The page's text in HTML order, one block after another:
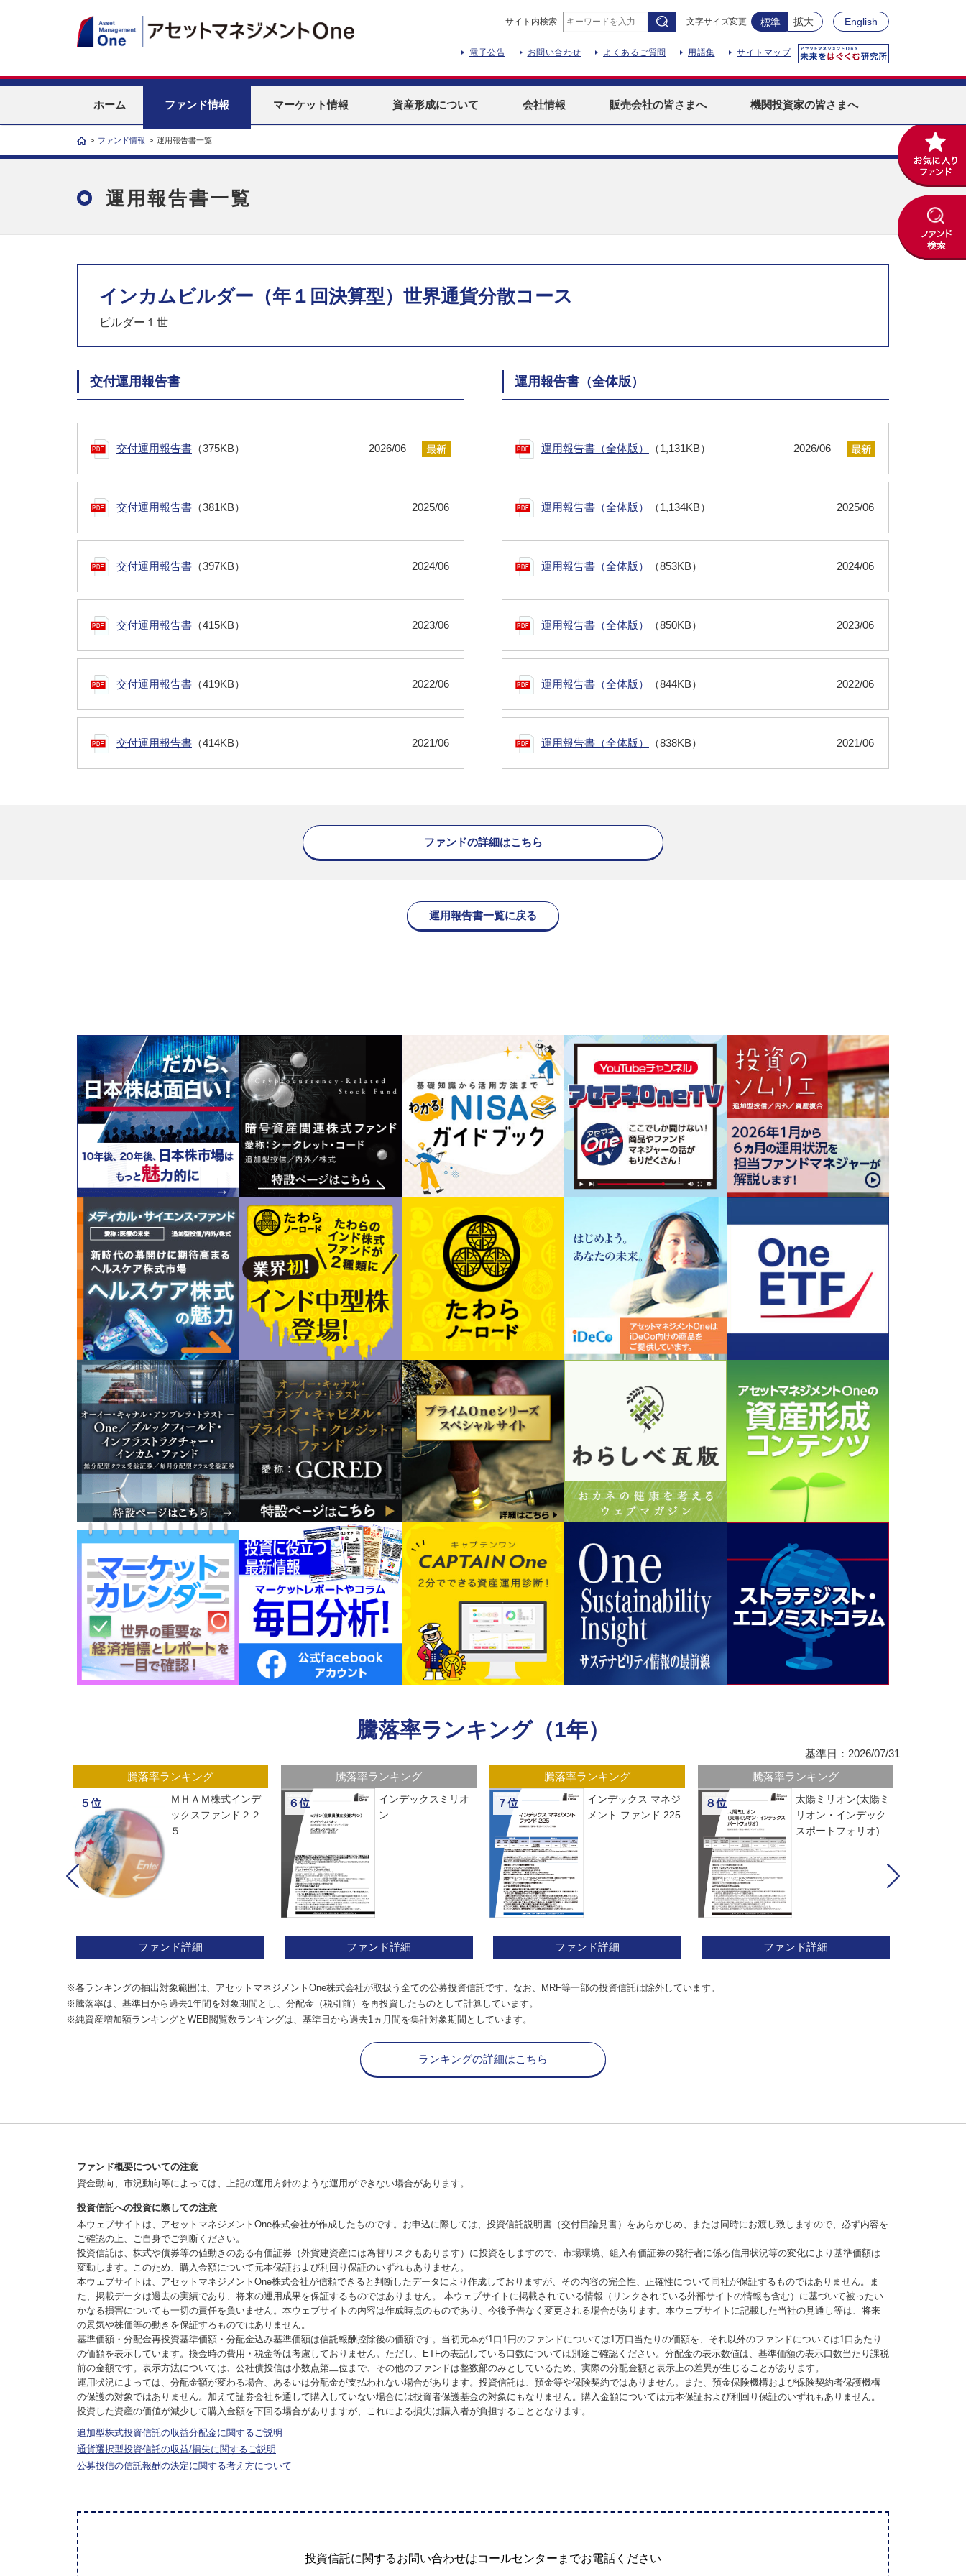
サイト内検索 文字サイズ変更 標準 拡大 English
電子公告 お問い合わせ よくあるご質問 用語集 サイトマップ
ホーム ファンド情報 マーケット情報 資産形成について 会社情報 販売会社の皆さまへ 機関投資家の皆さまへ
> ファンド情報 > 運用報告書一覧
運用報告書一覧
インカムビルダー（年１回決算型）世界通貨分散コース
ビルダー１世
交付運用報告書
交付運用報告書 （375KB） 2026/06
交付運用報告書 （381KB） 2025/06
交付運用報告書 （397KB） 2024/06
交付運用報告書 （415KB） 2023/06
交付運用報告書 （419KB） 2022/06
交付運用報告書 （414KB） 2021/06
運用報告書（全体版）
運用報告書（全体版） （1,131KB） 2026/06
運用報告書（全体版） （1,134KB） 2025/06
運用報告書（全体版） （853KB） 2024/06
運用報告書（全体版） （850KB） 2023/06
運用報告書（全体版） （844KB） 2022/06
運用報告書（全体版） （838KB） 2021/06
ファンドの詳細はこちら
運用報告書一覧に戻る
騰落率ランキング（1年）
基準日：2026/07/31
騰落率ランキング
５位
ＭＨＡＭ株式インデ
ックスファンド２２
５
ファンド詳細
騰落率ランキング
６位
インデックスミリオ
ン
ファンド詳細
騰落率ランキング
７位
インデックス マネジ
メント ファンド 225
ファンド詳細
騰落率ランキング
８位
太陽ミリオン(太陽ミ
リオン・インデック
スポートフォリオ)
ファンド詳細
※各ランキングの抽出対象範囲は、アセットマネジメントOne株式会社が取扱う全ての公募投資信託です。なお、MRF等一部の投資信託は除外しています。
※騰落率は、基準日から過去1年間を対象期間とし、分配金（税引前）を再投資したものとして計算しています。
※純資産増加額ランキングとWEB閲覧数ランキングは、基準日から過去1ヵ月間を集計対象期間としています。
ランキングの詳細はこちら
ファンド概要についての注意
資金動向、市況動向等によっては、上記の運用方針のような運用ができない場合があります。
投資信託への投資に際しての注意
本ウェブサイトは、アセットマネジメントOne株式会社が作成したものです。お申込に際しては、投資信託説明書（交付目論見書）をあらかじめ、または同時にお渡し致しますので、必ず内容を
ご確認の上、ご自身でご判断ください。
投資信託は、株式や債券等の値動きのある有価証券（外貨建資産には為替リスクもあります）に投資をしますので、市場環境、組入有価証券の発行者に係る信用状況等の変化により基準価額は
変動します。このため、購入金額について元本保証および利回り保証のいずれもありません。
本ウェブサイトは、アセットマネジメントOne株式会社が信頼できると判断したデータにより作成しておりますが、その内容の完全性、正確性について同社が保証するものではありません。ま
た、掲載データは過去の実績であり、将来の運用成果を保証するものではありません。 本ウェブサイトに掲載されている情報（リンクされている外部サイトの情報も含む）に基づいて被ったい
かなる損害についても一切の責任を負いません。本ウェブサイトの内容は作成時点のものであり、今後予告なく変更される場合があります。本ウェブサイトに記載した当社の見通し等は、将来
の景気や株価等の動きを保証するものではありません。
基準価額・分配金再投資基準価額・分配金込み基準価額は信託報酬控除後の価額です。当初元本が1口1円のファンドについては1万口当たりの価額を、それ以外のファンドについては1口あたり
の価額を表示しています。換金時の費用・税金等は考慮しておりません。ただし、ETFの表記している口数については別途ご確認ください。分配金の表示数値は、基準価額の表示口数当たり課税
前の金額です。表示方法については、公社債投信は小数点第二位まで、その他のファンドは整数部のみとしているため、実際の分配金額と表示上の差異が生じることがあります。
運用状況によっては、分配金額が変わる場合、あるいは分配金が支払われない場合があります。投資信託は、預金等や保険契約ではありません。また、預金保険機構および保険契約者保護機構
の保護の対象ではありません。加えて証券会社を通して購入していない場合には投資者保護基金の対象にもなりません。購入金額については元本保証および利回り保証のいずれもありません。
投資した資産の価値が減少して購入金額を下回る場合がありますが、これによる損失は購入者が負担することとなります。
追加型株式投資信託の収益分配金に関するご説明
通貨選択型投資信託の収益/損失に関するご説明
公募投信の信託報酬の決定に関する考え方について
投資信託に関するお問い合わせはコールセンターまでお電話ください